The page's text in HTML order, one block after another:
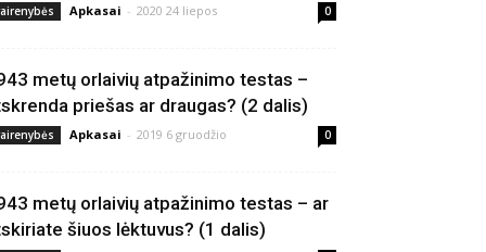
Apkasai - 2020 24 liepos 0
metų orlaivių atpažinimo testas –
priešas ar draugas? (2 dalis)
Apkasai - 2019 6 gruodžio 0
metų orlaivių atpažinimo testas – ar
šiuos lėktuvus? (1 dalis)